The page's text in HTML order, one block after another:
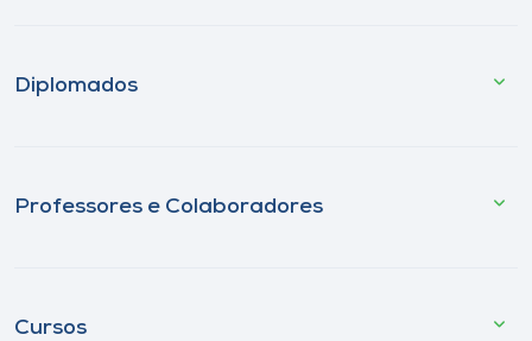
Diplomados
Professores e Colaboradores
Cursos